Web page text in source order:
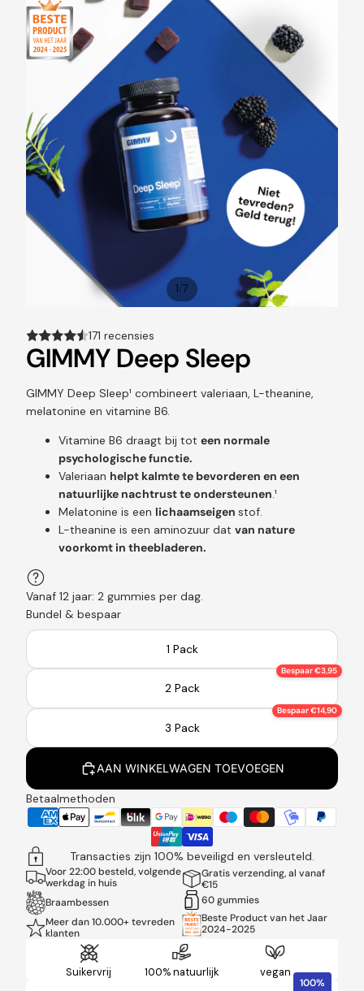
1/7
171 recensies
GIMMY Deep Sleep
GIMMY Deep Sleep¹ combineert valeriaan, L-theanine,
melatonine en vitamine B6.
Vitamine B6 draagt bij tot een normale
psychologische functie.
Valeriaan helpt kalmte te bevorderen en een
natuurlijke nachtrust te ondersteunen.¹
Melatonine is een lichaamseigen stof.
L-theanine is een aminozuur dat van nature
voorkomt in theebladeren.
Vanaf 12 jaar: 2 gummies per dag.
Bundel & bespaar
1 Pack
2 Pack
Bespaar €3,95
3 Pack
Bespaar €14,90
AAN WINKELWAGEN TOEVOEGEN
Betaalmethoden
Transacties zijn 100% beveiligd en versleuteld.
Voor 22:00 besteld, volgende
werkdag in huis
Braambessen
Meer dan 10.000+ tevreden
klanten
Gratis verzending, al vanaf
€15
60 gummies
Beste Product van het Jaar
2024-2025
Suikervrij 100% natuurlijk vegan
100%